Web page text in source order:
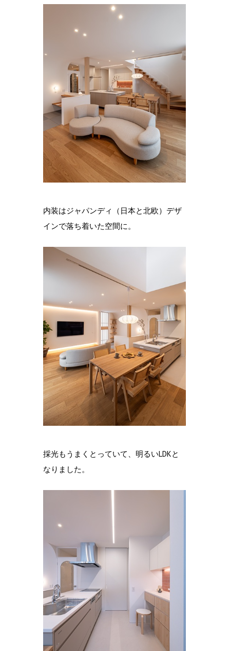
内装はジャパンディ（日本と北欧）デザ
インで落ち着いた空間に。
採光もうまくとっていて、明るいLDKと
なりました。